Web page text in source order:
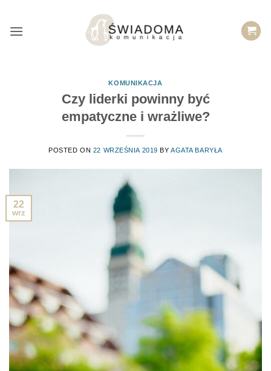
treści
KOMUNIKACJA
Czy liderki powinny być
empatyczne i wrażliwe?
POSTED ON 22 WRZEŚNIA 2019 BYAGATA BARYŁA
22
wrz